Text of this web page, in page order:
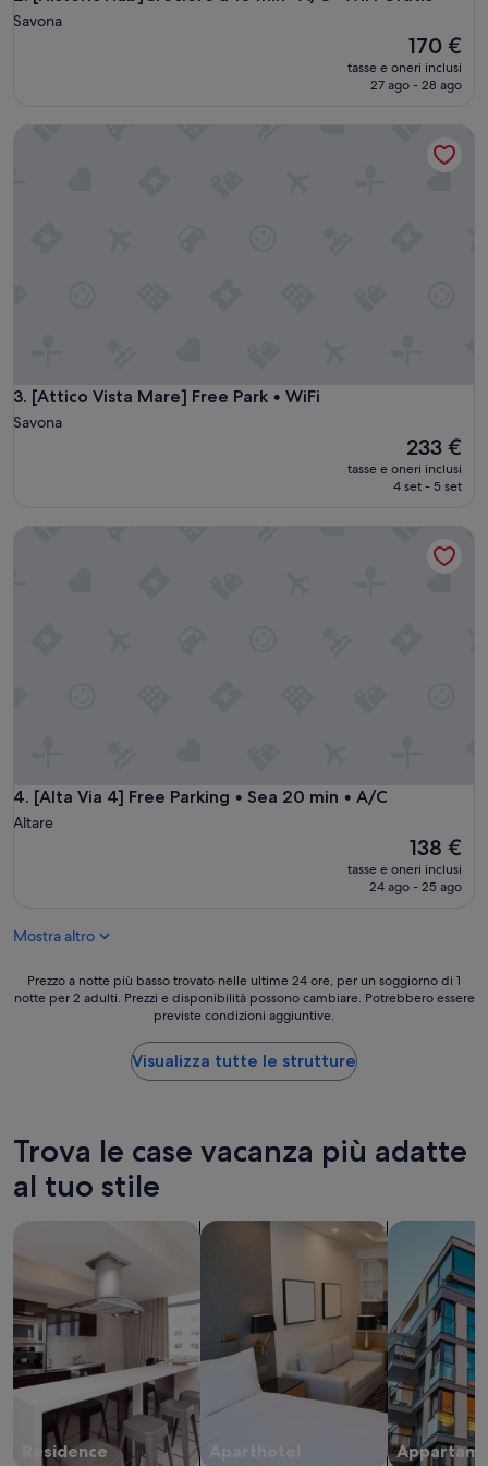
Savona
Il
prezzo
attuale
170 €
tasse e oneri inclusi
27 ago - 28 ago
3. [Attico Vista Mare] Free Park • WiFi
[Attico Vista Mare] Free Park • WiFi
Savona
Il
prezzo
attuale
233 €
tasse e oneri inclusi
4 set - 5 set
4. [Alta Via 4] Free Parking • Sea 20 min • A/C
[Alta Via 4] Free Parking • Sea 20 min • A/C
Altare
Il
prezzo
attuale
138 €
tasse e oneri inclusi
24 ago - 25 ago
Mostra altro
Prezzo
a
24
ore,
per
un
soggiorno
1
per
2
adulti.
Prezzi
e
disponibilità
possono
cambiare.
Potrebbero
Prezzo a notte più basso trovato nelle ultime 24 ore, per un soggiorno di 1
notte per 2 adulti. Prezzi e disponibilità possono cambiare. Potrebbero essere
previste condizioni aggiuntive.
Visualizza tutte le strutture
Trova le case vacanza più adatte
al tuo stile
Residence Aparthotel
cerca aparthotel cerca